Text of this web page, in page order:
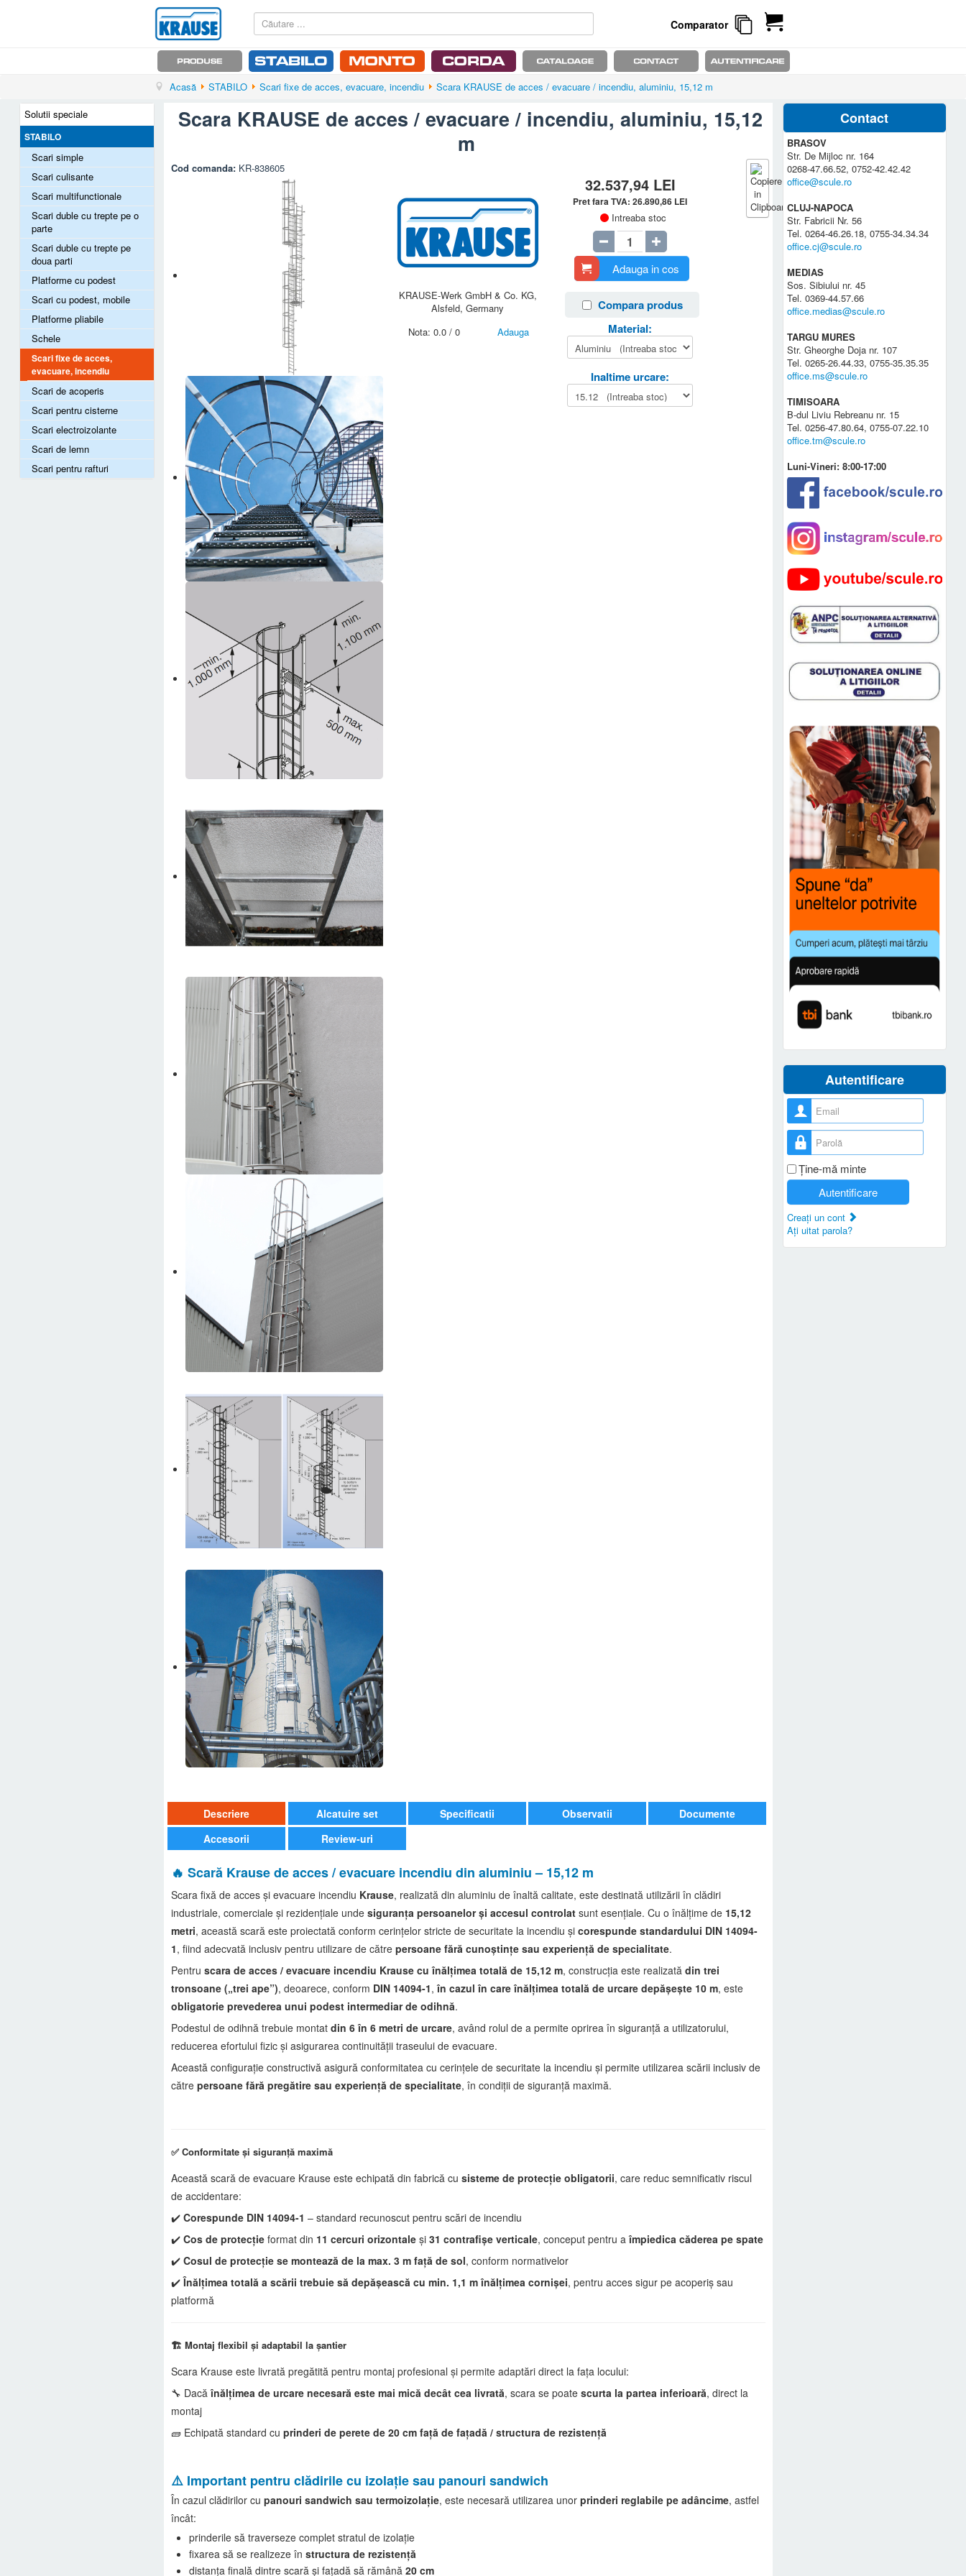
Comparator
Acasă STABILO Scari fixe de acces, evacuare, incendiu
Scara KRAUSE de acces / evacuare / incendiu, aluminiu, 15,12 m
Solutii speciale
STABILO
Scari simple
Scari culisante
Scari multifunctionale
Scari duble cu trepte pe o
parte
Scari duble cu trepte pe
doua parti
Platforme cu podest
Scari cu podest, mobile
Platforme pliabile
Schele
Scari fixe de acces,
evacuare, incendiu
Scari de acoperis
Scari pentru cisterne
Scari electroizolante
Scari de lemn
Scari pentru rafturi
Scara KRAUSE de acces / evacuare / incendiu, aluminiu, 15,12
m
Cod comanda: KR-838605
KRAUSE-Werk GmbH & Co. KG,
Alsfeld, Germany
Nota:0.0/ 0 Adauga
32.537,94 LEI
Pret fara TVA: 26.890,86 LEI
Intreaba stoc
Adauga in cos
Compara produs
Material:
Inaltime urcare:
Descriere
🔥 Scară Krause de acces / evacuare incendiu din aluminiu – 15,12 m
Scara fixă de acces și evacuare incendiu Krause, realizată din aluminiu de înaltă calitate, este destinată utilizării în clădiri
industriale, comerciale și rezidențiale undesiguranța persoanelor și accesul controlat sunt esențiale. Cu o înălțime de 15,12
metri, această scară este proiectată conform cerințelor stricte de securitate la incendiu șicorespunde standardului DIN 14094-
1, fiind adecvată inclusiv pentru utilizare de cătrepersoane fără cunoștințe sau experiență de specialitate.
Pentruscara de acces / evacuare incendiu Krause cu înălțimea totală de 15,12 m, construcția este realizatădin trei
tronsoane („trei ape”), deoarece, conform DIN 14094-1,în cazul în care înălțimea totală de urcare depășește 10 m, este
obligatorie prevederea unui podest intermediar de odihnă.
Podestul de odihnă trebuie montatdin 6 în 6 metri de urcare, având rolul de a permite oprirea în siguranță a utilizatorului,
reducerea efortului fizic și asigurarea continuității traseului de evacuare.
Această configurație constructivă asigură conformitatea cu cerințele de securitate la incendiu și permite utilizarea scării inclusiv de
cătrepersoane fără pregătire sau experiență de specialitate, în condiții de siguranță maximă.
✅ Conformitate și siguranță maximă
Această scară de evacuare Krause este echipată din fabrică cusisteme de protecție obligatorii, care reduc semnificativ riscul
de accidentare:
✔️Corespunde DIN 14094-1 – standard recunoscut pentru scări de incendiu
✔️Cos de protecție format din 11 cercuri orizontale și31 contrafișe verticale, conceput pentru aîmpiedica căderea pe spate
✔️Cosul de protecție se montează de la max. 3 m față de sol, conform normativelor
✔️Înălțimea totală a scării trebuie să depășească cu min. 1,1 m înălțimea cornișei, pentru acces sigur pe acoperiș sau
platformă
🏗️ Montaj flexibil și adaptabil la șantier
Scara Krause este livrată pregătită pentru montaj profesional și permite adaptări direct la fața locului:
🔧 Dacăînălțimea de urcare necesară este mai mică decât cea livrată, scara se poatescurta la partea inferioară, direct la
montaj
🧱 Echipată standard cuprinderi de perete de 20 cm față de fațadă / structura de rezistență
⚠️ Important pentru clădirile cu izolație sau panouri sandwich
În cazul clădirilor cupanouri sandwich sau termoizolație, este necesară utilizarea unorprinderi reglabile pe adâncime, astfel
încât:
prinderile să traverseze complet stratul de izolație
fixarea să se realizeze înstructura de rezistență
distanța finală dintre scară și fațadă să rămână20 cm
Alcatuire set Specificatii Observatii
Documente
Accesorii
Review-uri
Contact
BRASOV
Str. De Mijloc nr. 164
0268-47.66.52, 0752-42.42.42
office@scule.ro
CLUJ-NAPOCA
Str. Fabricii Nr. 56
Tel. 0264-46.26.18, 0755-34.34.34
office.cj@scule.ro
MEDIAS
Sos. Sibiului nr. 45
Tel. 0369-44.57.66
office.medias@scule.ro
TARGU MURES
Str. Gheorghe Doja nr. 107
Tel. 0265-26.44.33, 0755-35.35.35
office.ms@scule.ro
TIMISOARA
B-dul Liviu Rebreanu nr. 15
Tel. 0256-47.80.64, 0755-07.22.10
office.tm@scule.ro
Luni-Vineri: 8:00-17:00
Autentificare
Nume utilizator
Parolă
Ţine-mă minte
Autentificare
Creaţi un cont
Aţi uitat parola?